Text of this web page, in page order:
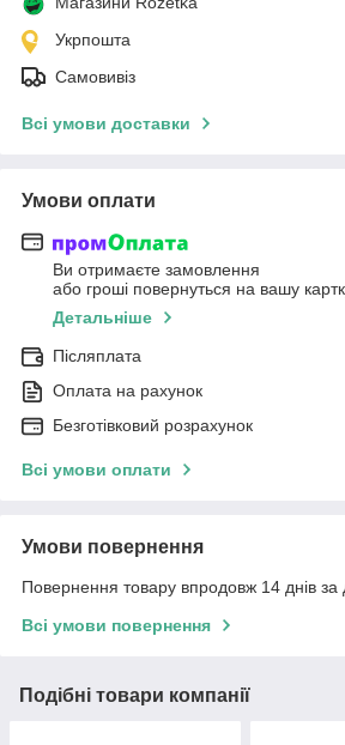
Укрпошта
Самовивіз
Всі умови доставки
Умови оплати
Ви отримаєте замовлення
або гроші повернуться на вашу
Детальніше
Післяплата
Оплата на рахунок
Безготівковий розрахунок
Всі умови оплати
Умови повернення
Повернення товару впродовж 14 днів за
Всі умови повернення
Подібні товари компанії